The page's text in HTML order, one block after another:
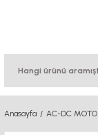
Anasayfa AC-DC